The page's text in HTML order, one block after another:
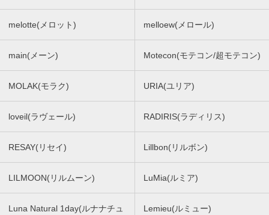
melotte(メロット) melloew(メロール)
main(メーン) Motecon(モテコン/超モテコン)
MOLAK(モラク) URIA(ユリア)
loveil(ラヴェール) RADIRIS(ラディリス)
RESAY(リセイ) Lillbon(リルボン)
LILMOON(リルムーン) LuMia(ルミア)
Luna Natural 1day(ルナナチュ
Lemieu(ルミュー)